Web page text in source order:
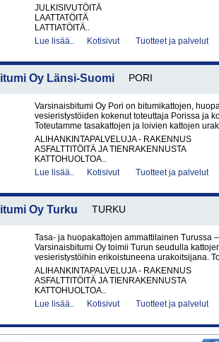
JULKISIVUTÖITÄ
LAATTATÖITÄ
LATTIATÖITÄ..
Lue lisää..
Kotisivut Tuotteet ja palvelut
Oy Länsi-Suomi PORI
Varsinaisbitumi Oy Pori on bitumikattojen,
vesieristystöiden kokenut toteuttaja Porissa ja
Toteutamme tasakattojen ja loivien kattojen
ALIHANKINTAPALVELUJA - RAKENNUS
ASFALTTITÖITÄ JA TIENRAKENNUSTA
KATTOHUOLTOA..
Lue lisää..
Kotisivut Tuotteet ja palvelut
Oy Turku TURKU
Tasa- ja huopakattojen ammattilainen Turussa
Varsinaisbitumi Oy toimii Turun seudulla
vesieristystöihin erikoistuneena urakoitsijana.
ALIHANKINTAPALVELUJA - RAKENNUS
ASFALTTITÖITÄ JA TIENRAKENNUSTA
KATTOHUOLTOA..
Lue lisää..
Kotisivut Tuotteet ja palvelut